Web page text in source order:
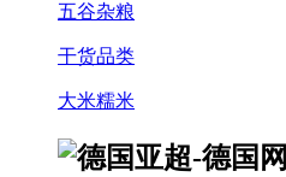
五谷杂粮
干货品类
大米糯米